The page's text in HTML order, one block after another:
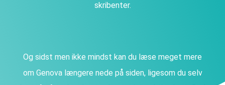
skribenter.
Og sidst men ikke mindst kan du læse meget mere
om Genova længere nede på siden, ligesom du selv